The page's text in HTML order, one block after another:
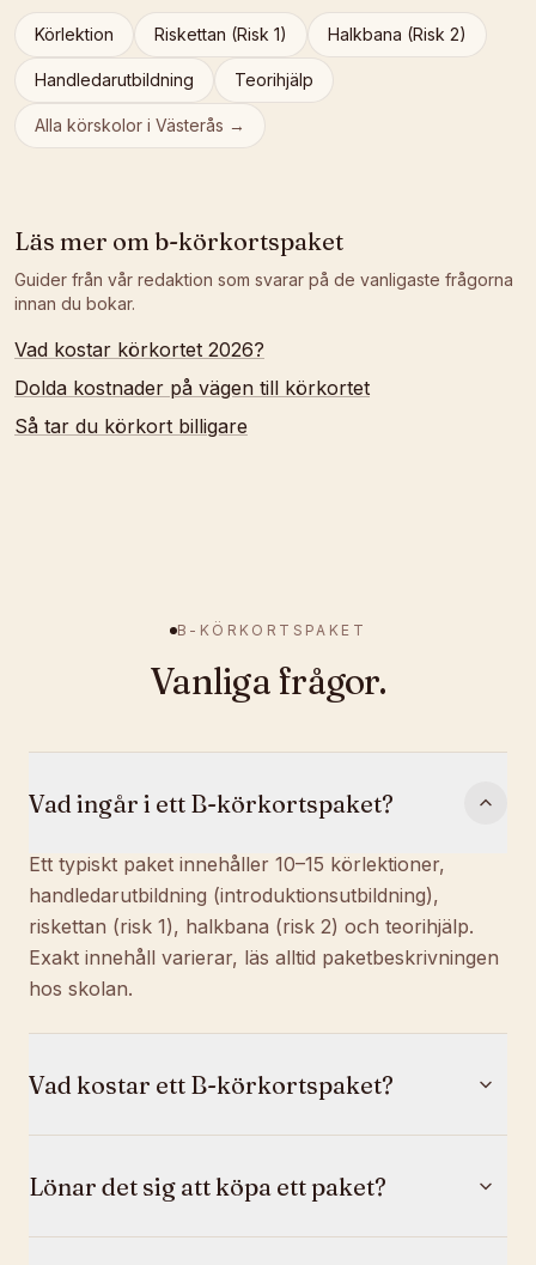
Körlektion Riskettan (Risk 1) Halkbana (Risk 2)
Handledarutbildning Teorihjälp
Alla körskolor i Västerås →
Läs mer om b-körkortspaket
Guider från vår redaktion som svarar på de vanligaste frågorna
innan du bokar.
Vad kostar körkortet 2026?
Dolda kostnader på vägen till körkortet
Så tar du körkort billigare
B-KÖRKORTSPAKET
Vanliga frågor.
Vad ingår i ett B-körkortspaket?
Ett typiskt paket innehåller 10–15 körlektioner,
handledarutbildning (introduktionsutbildning),
riskettan (risk 1), halkbana (risk 2) och teorihjälp.
Exakt innehåll varierar, läs alltid paketbeskrivningen
hos skolan.
Vad kostar ett B-körkortspaket?
Lönar det sig att köpa ett paket?